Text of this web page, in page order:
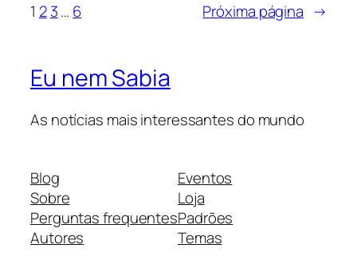
1 2 3… 6 Próxima página →
Eu nem Sabia
As notícias mais interessantes do mundo
Blog
Sobre
Perguntas frequentes
Autores
Eventos
Loja
Padrões
Temas